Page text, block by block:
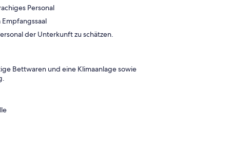
Personal
der Unterkunft zu schätzen.
Bettwaren und eine Klimaanlage sowie